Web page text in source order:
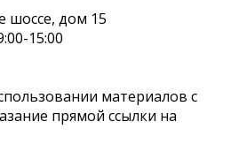
шоссе, дом 15
15:00
материалов с
прямой ссылки на